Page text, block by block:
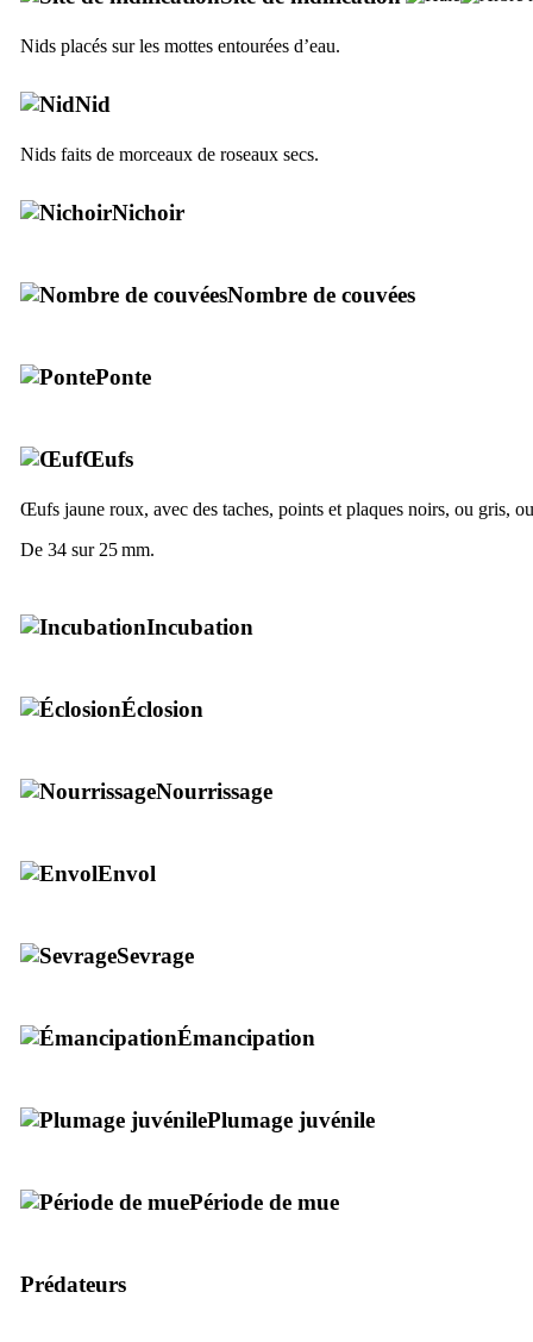
Nids placés sur les mottes entourées d’eau.
Nid
Nids faits de morceaux de roseaux secs.
Nichoir
Nombre de couvées
Ponte
Œufs
Œufs jaune roux, avec des taches, points et plaques noirs, ou gris,
De 34 sur 25 mm.
Incubation
Éclosion
Nourrissage
Envol
Sevrage
Émancipation
Plumage juvénile
Période de mue
Prédateurs